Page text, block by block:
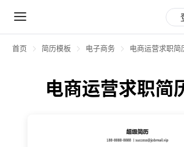
首页 简历模板 电子商务 电商运营求职简
电商运营求职简